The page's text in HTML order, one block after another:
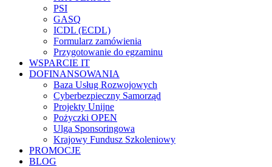
PSI
GASQ
ICDL (ECDL)
Formularz zamówienia
Przygotowanie do egzaminu
WSPARCIE IT
DOFINANSOWANIA
Baza Usług Rozwojowych
Cyberbezpieczny Samorząd
Projekty Unijne
Pożyczki OPEN
Ulga Sponsoringowa
Krajowy Fundusz Szkoleniowy
PROMOCJE
BLOG